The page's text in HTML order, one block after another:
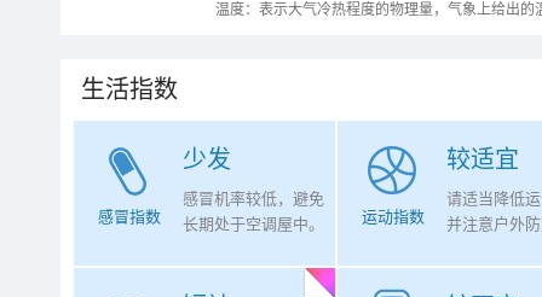
温度：表示大气冷热程度的物理量，气象上给出
生活指数
少发
感冒指数
感冒机率较低，避免
长期处于空调屋中。
较适宜
运动指数
请适当降低
并注意户外